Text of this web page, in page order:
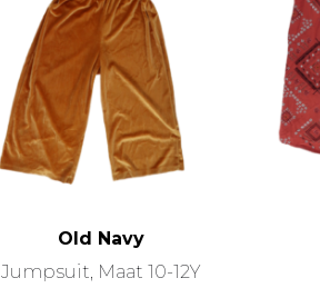
Old Navy
Jumpsuit, Maat 10-12Y